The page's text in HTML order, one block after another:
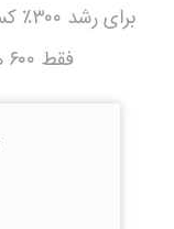
فقط ۶۰۰ هزار تومان برای یک سال !!!!!